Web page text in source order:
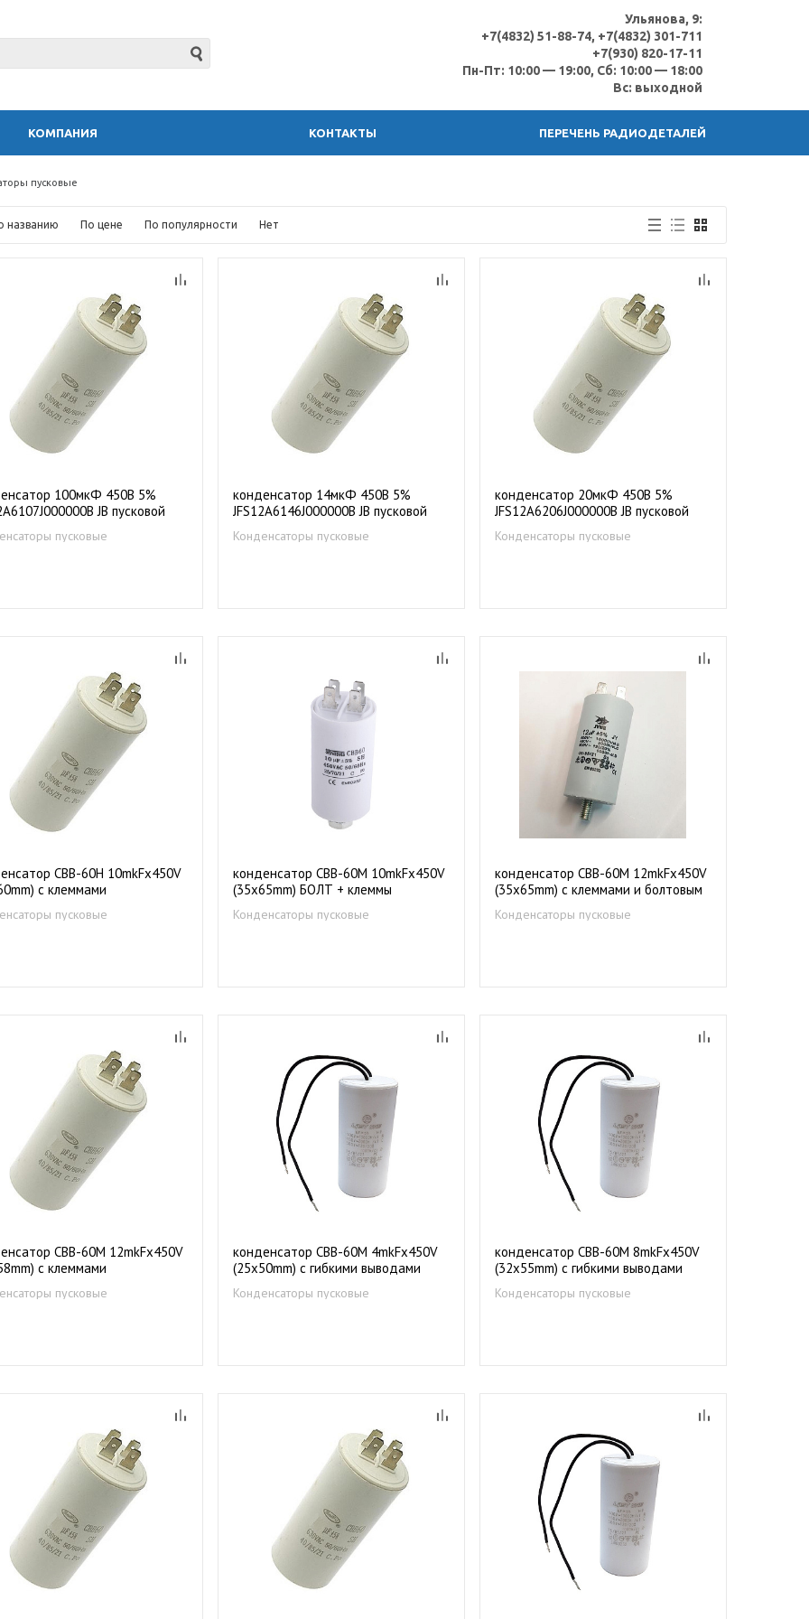
Ульянова, 9:
+7(4832) 51-88-74, +7(4832) 301-711
+7(930) 820-17-11
Пн-Пт: 10:00 — 19:00, Сб: 10:00 — 18:00
Вс: выходной
КОМПАНИЯ КОНТАКТЫ ПЕРЕЧЕНЬ РАДИОДЕТАЛЕЙ
пусковые
названию По цене По популярности Нет
100мкФ 450В 5%
JB пусковой
пусковые
конденсатор 14мкФ 450В 5%
JFS12A6146J000000B JB пусковой
(металлизированная пленка)
Конденсаторы пусковые
конденсатор 20мкФ 450В 5%
JFS12A6206J000000B JB пусковой
(металлизированная пленка)
Конденсаторы пусковые
CBB-60H 10mkFх450V
с клеммами
пусковые
конденсатор CBB-60М 10mkFх450V
(35х65mm) БОЛТ + клеммы
Конденсаторы пусковые
конденсатор CBB-60М 12mkFх450V
(35х65mm) с клеммами и болтовым
креплением
Конденсаторы пусковые
CBB-60М 12mkFх450V
с клеммами
пусковые
конденсатор CBB-60М 4mkFх450V
(25х50mm) с гибкими выводами
Конденсаторы пусковые
конденсатор CBB-60М 8mkFх450V
(32х55mm) с гибкими выводами
Конденсаторы пусковые